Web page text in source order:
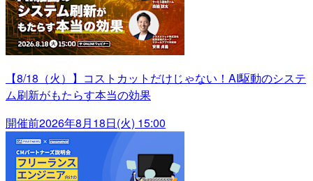
【8/18（火）】コストカットだけじゃない！AI駆動のシステ
ム刷新がもたらす本当の効果
開催前2026年8月18日(火) 15:00